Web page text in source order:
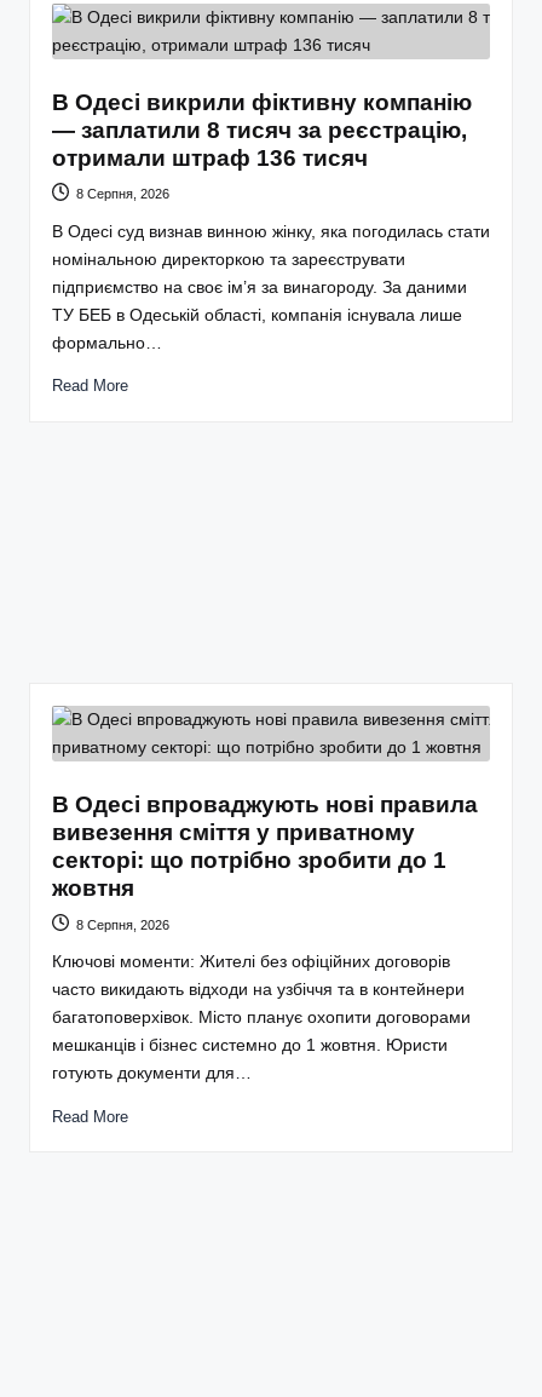
В Одесі викрили фіктивну компанію
— заплатили 8 тисяч за реєстрацію,
отримали штраф 136 тисяч
8 Серпня, 2026
В Одесі суд визнав винною жінку, яка погодилась стати
номінальною директоркою та зареєструвати
підприємство на своє ім’я за винагороду. За даними
ТУ БЕБ в Одеській області, компанія існувала лише
формально…
Read More
В Одесі впроваджують нові правила
вивезення сміття у приватному
секторі: що потрібно зробити до 1
жовтня
8 Серпня, 2026
Ключові моменти: Жителі без офіційних договорів
часто викидають відходи на узбіччя та в контейнери
багатоповерхівок. Місто планує охопити договорами
мешканців і бізнес системно до 1 жовтня. Юристи
готують документи для…
Read More